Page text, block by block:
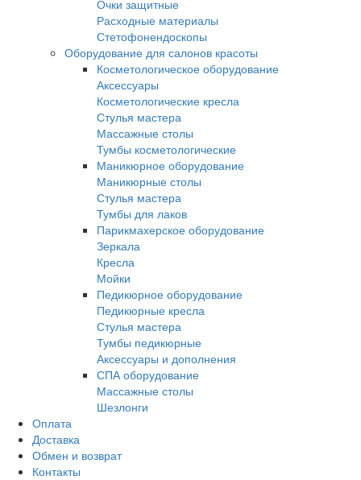
Очки защитные
Расходные материалы
Стетофонендоскопы
Оборудование для салонов красоты
Косметологическое оборудование
Аксессуары
Косметологические кресла
Стулья мастера
Массажные столы
Тумбы косметологические
Маникюрное оборудование
Маникюрные столы
Стулья мастера
Тумбы для лаков
Парикмахерское оборудование
Зеркала
Кресла
Мойки
Педикюрное оборудование
Педикюрные кресла
Стулья мастера
Тумбы педикюрные
Аксессуары и дополнения
СПА оборудование
Массажные столы
Шезлонги
Оплата
Доставка
Обмен и возврат
Контакты